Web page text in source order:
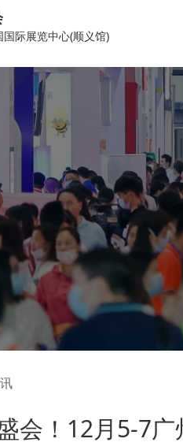
际展览中心(顺义馆)
会！12月5-7